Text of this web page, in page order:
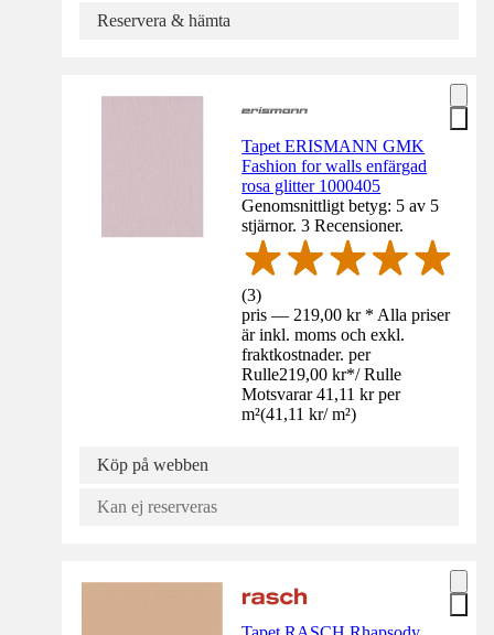
Reservera & hämta
Tapet ERISMANN GMK
Fashion for walls enfärgad
rosa glitter 1000405
Genomsnittligt betyg: 5 av 5
stjärnor. 3 Recensioner.
(3)
pris — 219,00 kr * Alla priser
är inkl. moms och exkl.
fraktkostnader. per
Rulle219,00 kr*/ Rulle
Motsvarar 41,11 kr per
m²(41,11 kr/ m²)
Köp på webben
Kan ej reserveras